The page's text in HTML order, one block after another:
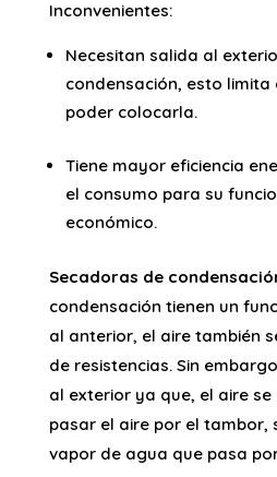
Inconvenientes:
Necesitan salida al
condensación, esto
poder colocarla.
Tiene mayor eficiencia
el consumo para su
económico.
Secadoras de
condensación tienen un
al anterior, el aire también
de resistencias. Sin
al exterior ya que, el aire
pasar el aire por el tambor,
vapor de agua que pasa